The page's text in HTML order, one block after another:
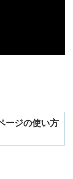
ージの使い方